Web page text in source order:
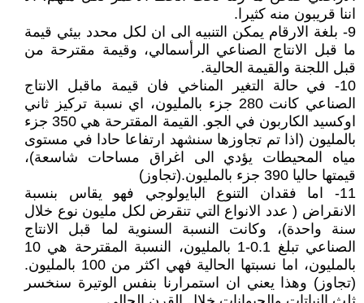
اننا قريبون منه كثيرا.
9- بلغة الارقام يمكن التنبيه الى ان لكل محدد بيئي قيمة
ما قبل الانتاج الصناعي الرأسمالي، وقيمة مقترحة من
قبل اللجنة والقيمة الحالية.
10- في حالة التغير المناخي فان قيمة ماقبل الانتاج
الصناعي كانت 280 جزء بالمليون، اي نسبة تركيز ثاني
اوكسيد الكاربون في الجو. القيمة المقترحة هي 350 جزء
بالمليون (اذا تم تجاوزها سنشهد ارتفاعا حادا في مستوى
مياه المحيطات يؤدي الى اغراق مساحات شاسعة)،
قيمتها حاليا 390 جزء بالمليون.(تجاوز)
11- اما فقدان التنوع البايولوجي فهو يقاس بنسبة
الانقراض ( عدد الانواع التي تنقرض لكل مليون نوع خلال
سنة واحدة)، وكانت النسبة السنوية لما قبل الانتاج
الصناعي تبلغ 0.1-1 بالمليون، النسبة المقترحة هي 10
بالمليون، اما نسبتها الحالية فهي اكثر من 100 بالمليون.
(تجاوز) وهذا يعني ان استمرارنا بنفس الوتيرة سنخسر